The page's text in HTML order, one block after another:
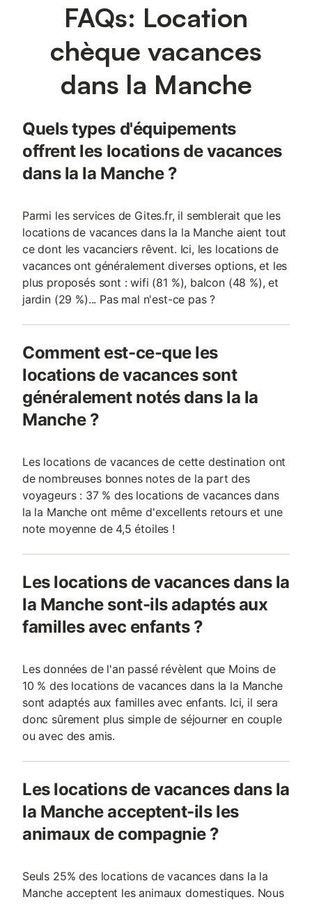
FAQs: Location
chèque vacances
dans la Manche
Quels types d'équipements
offrent les locations de vacances
dans la la Manche ?
Parmi les services de Gites.fr, il semblerait que les
locations de vacances dans la la Manche aient tout
ce dont les vacanciers rêvent. Ici, les locations de
vacances ont généralement diverses options, et les
plus proposés sont : wifi (81 %), balcon (48 %), et
jardin (29 %)... Pas mal n'est-ce pas ?
Comment est-ce-que les
locations de vacances sont
généralement notés dans la la
Manche ?
Les locations de vacances de cette destination ont
de nombreuses bonnes notes de la part des
voyageurs : 37 % des locations de vacances dans
la la Manche ont même d'excellents retours et une
note moyenne de 4,5 étoiles !
Les locations de vacances dans la
la Manche sont-ils adaptés aux
familles avec enfants ?
Les données de l'an passé révèlent que Moins de
10 % des locations de vacances dans la la Manche
sont adaptés aux familles avec enfants. Ici, il sera
donc sûrement plus simple de séjourner en couple
ou avec des amis.
Les locations de vacances dans la
la Manche acceptent-ils les
animaux de compagnie ?
Seuls 25% des locations de vacances dans la la
Manche acceptent les animaux domestiques. Nous